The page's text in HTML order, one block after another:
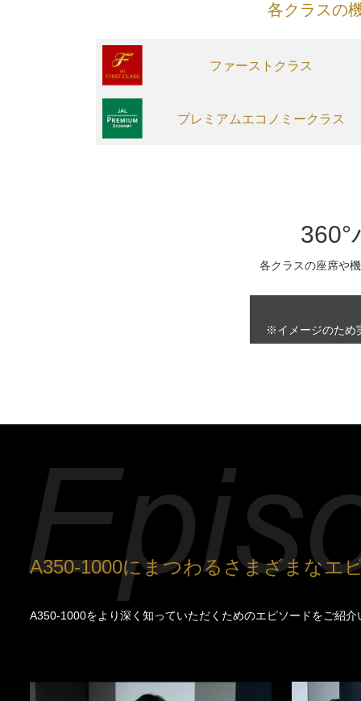
各クラスの
ファーストクラス
プレミアムエコノミークラス
各クラスの座席や
※イメージのため
A350-1000にまつわるさまざまなエ
A350-1000をより深く知っていただくためのエピソードをご紹介